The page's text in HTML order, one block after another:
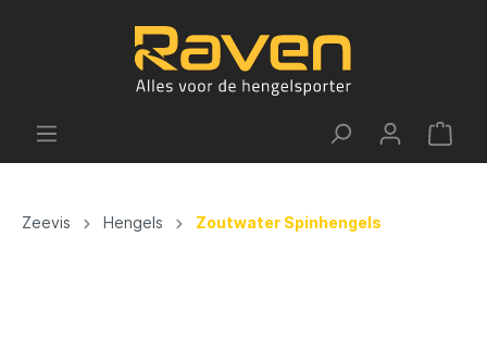
Zeevis Hengels Zoutwater Spinhengels